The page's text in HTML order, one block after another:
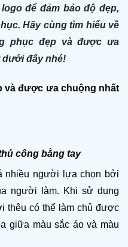
để đảm bảo độ đẹp,
Hãy cùng tìm hiểu về
phục đẹp và được ưa
dưới đây nhé!
và được ưa chuộng nhất
công bằng tay
nhiều người lựa chọn bởi
người làm. Khi sử dụng
thêu có thể làm chủ được
giữa màu sắc áo và màu